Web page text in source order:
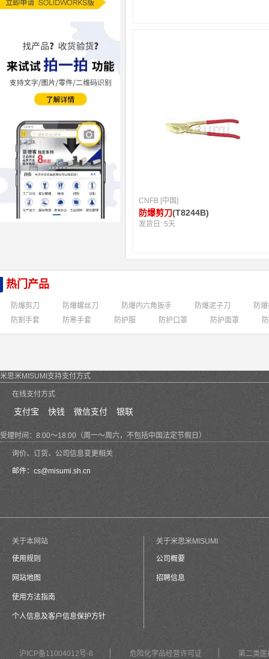
CNFB [中国]
防爆剪刀(T8244B)
发货日:5天
热门产品
防爆剪刀 防爆螺丝刀 防爆内六角扳手 防爆泥子刀
防
防割手套
防寒手套 防护服 防护口罩 防护面罩
米思米MISUMI支持支付方式
在线支付方式
支付宝 快钱 微信支付 银联
受理时间：8:00～18:00（周一～周六，不包括中国法定节假日）
询价、订货、公司信息变更相关
邮件： cs@misumi.sh.cn
关于本网站
使用规则
网站地图
使用方法指南
个人信息及客户信息保护方针
关于米思米MISUMI
公司概要
招聘信息
沪ICP备11004012号-8 危险化学品经营许可证 第二类医